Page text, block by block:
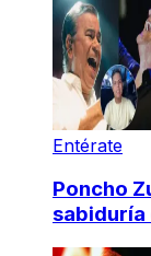
Entérate
Poncho
sabiduría